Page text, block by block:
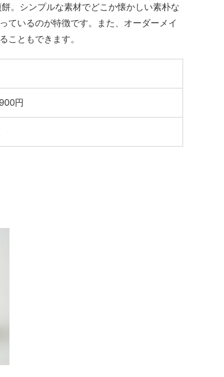
。シンプルな素材でどこか懐かしい素朴な
ているのが特徴です。また、オーダーメイ
こともできます。
円